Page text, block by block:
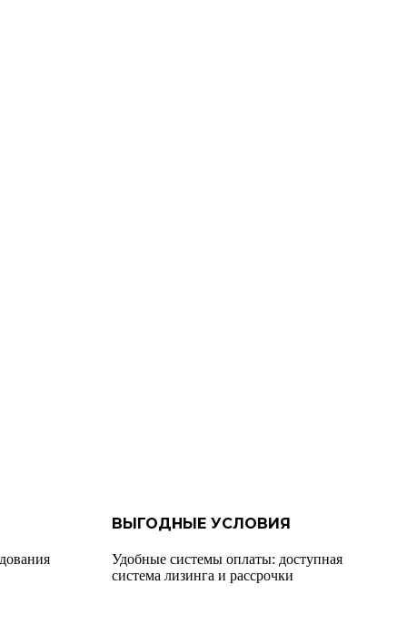
ВЫГОДНЫЕ УСЛОВИЯ
Удобные системы оплаты: доступная
система лизинга и рассрочки